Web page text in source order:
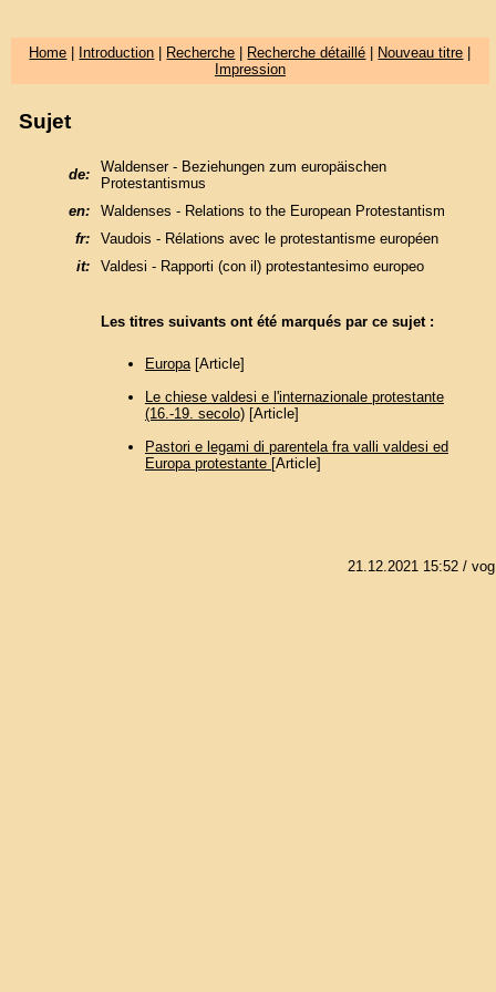
Home Introduction Recherche Recherche détaillé Nouveau titre
Impression
Sujet
de:
Waldenser - Beziehungen zum europäischen
Protestantismus
en:
Waldenses - Relations to the European Protestantism
fr:
Vaudois - Rélations avec le protestantisme européen
it:
Valdesi - Rapporti (con il) protestantesimo europeo
Les titres suivants ont été marqués par ce sujet :
Europa[Article]
Le chiese valdesi e l'internazionale protestante
(16.-19. secolo)[Article]
Pastori e legami di parentela fra valli valdesi ed
Europa protestante [Article]
21.12.2021 15:52/ vog